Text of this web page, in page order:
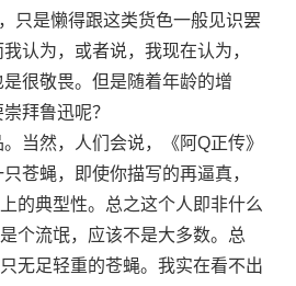
只是懒得跟这类货色一般见识罢
认为，或者说，我现在认为，
很敬畏。但是随着年龄的增
拜鲁迅呢？
然，人们会说，《阿Q正传》
苍蝇，即使你描写的再逼真，
的典型性。总之这个人即非什么
个流氓，应该不是大多数。总
无足轻重的苍蝇。我实在看不出